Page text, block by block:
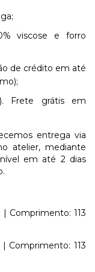
viscose e forro
de crédito em até
Frete grátis em
entrega via
atelier, mediante
em até 2 dias
Comprimento: 113
Comprimento: 113